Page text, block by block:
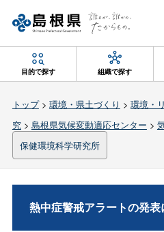
目的で探す 組織で探す
トップ> 環境・県土づくり > 環境・
究> 島根県気候変動適応センター >
保健環境科学研究所
熱中症警戒アラートの発表